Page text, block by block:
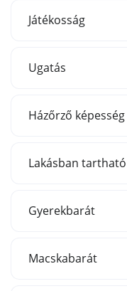
Játékosság
Ugatás
Házőrző képesség
Lakásban tartható
Gyerekbarát
Macskabarát